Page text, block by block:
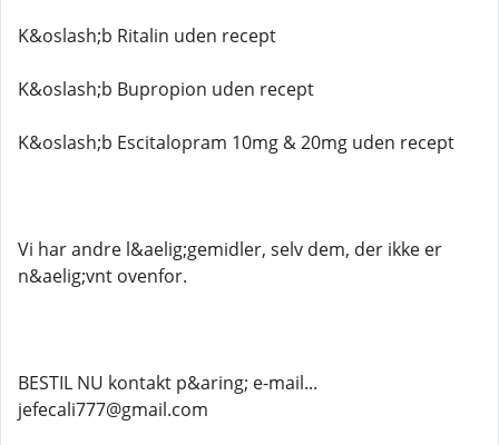
K&oslash;b Ritalin uden recept
K&oslash;b Bupropion uden recept
K&oslash;b Escitalopram 10mg & 20mg uden recept
Vi har andre l&aelig;gemidler, selv dem, der ikke er
n&aelig;vnt ovenfor.
BESTIL NU kontakt p&aring; e-mail...
jefecali777@gmail.com